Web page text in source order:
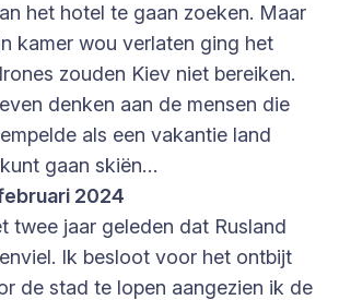
het hotel te gaan zoeken. Maar
kamer wou verlaten ging het
zouden Kiev niet bereiken.
denken aan de mensen die
als een vakantie land
gaan skiën…
2024
twee jaar geleden dat Rusland
Ik besloot voor het ontbijt
de stad te lopen aangezien ik de